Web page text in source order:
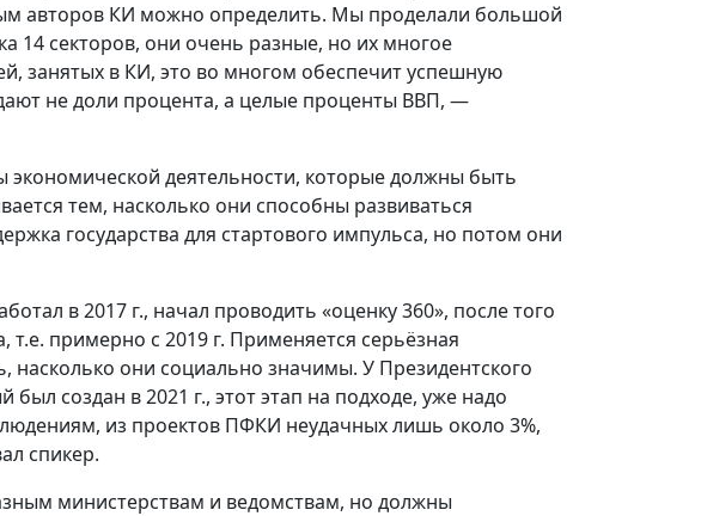
авторов КИ можно определить. Мы проделали большой
14 секторов, они очень разные, но их многое
занятых в КИ, это во многом обеспечит успешную
не доли процента, а целые проценты ВВП, —
деятельности, которые должны быть
тем, насколько они способны развиваться
государства для стартового импульса, но потом они
в 2017 г., начал проводить «оценку 360», после того
примерно с 2019 г. Применяется серьёзная
насколько они социально значимы. У Президентского
создан в 2021 г., этот этап на подходе, уже надо
из проектов ПФКИ неудачных лишь около 3%,
спикер.
министерствам и ведомствам, но должны